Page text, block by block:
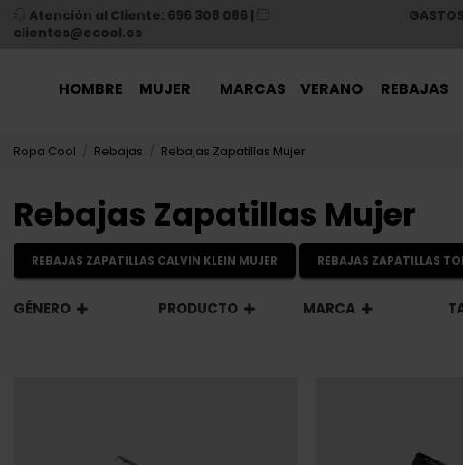
Atención al Cliente: 696 308 086 |
clientes@ecool.es
HOMBRE MUJER MARCAS VERANO REBAJAS
Ropa Cool Rebajas Rebajas Zapatillas Mujer
Rebajas Zapatillas Mujer
REBAJAS ZAPATILLAS CALVIN KLEIN MUJER REBAJAS ZAPATILLAS
GÉNERO PRODUCTO MARCA